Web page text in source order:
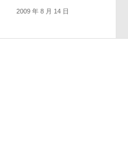
2009 年 8 月 14 日